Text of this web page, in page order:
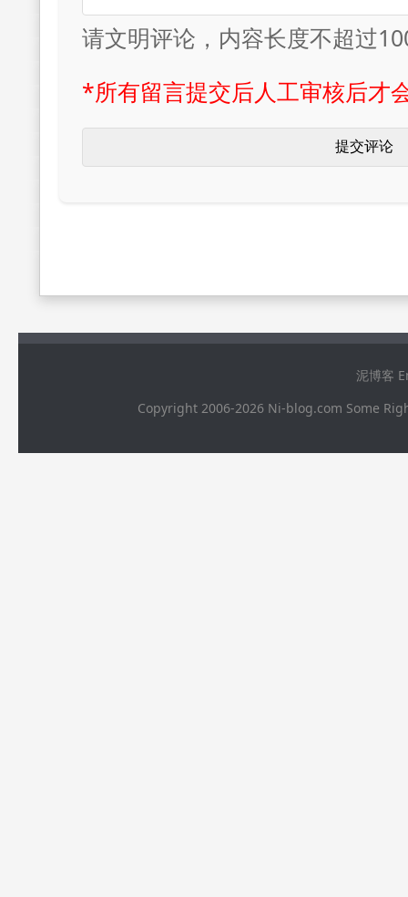
请文明评论，内容长度不超过
*所有留言提交后人工审核后才
泥博客
Copyright 2006-2026 Ni-blog.com Some